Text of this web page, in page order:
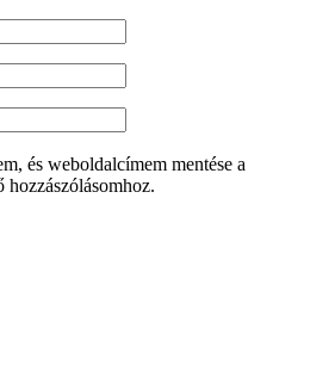
és weboldalcímem mentése a
hozzászólásomhoz.